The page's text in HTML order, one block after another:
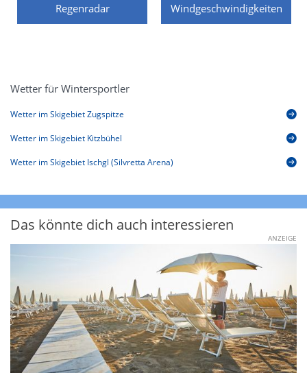
Regenradar Windgeschwindigkeiten
Wetter für Wintersportler
Wetter im Skigebiet Zugspitze
Wetter im Skigebiet Kitzbühel
Wetter im Skigebiet Ischgl (Silvretta Arena)
Das könnte dich auch interessieren
ANZEIGE